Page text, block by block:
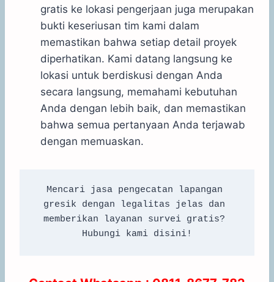
gratis ke lokasi pengerjaan juga merupakan
bukti keseriusan tim kami dalam
memastikan bahwa setiap detail proyek
diperhatikan. Kami datang langsung ke
lokasi untuk berdiskusi dengan Anda
secara langsung, memahami kebutuhan
Anda dengan lebih baik, dan memastikan
bahwa semua pertanyaan Anda terjawab
dengan memuaskan.
Mencari jasa pengecatan lapangan
gresik dengan legalitas jelas dan
memberikan layanan survei gratis?
Hubungi kami disini!